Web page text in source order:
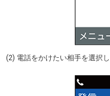
(2) 電話をかけたい相手を選択し